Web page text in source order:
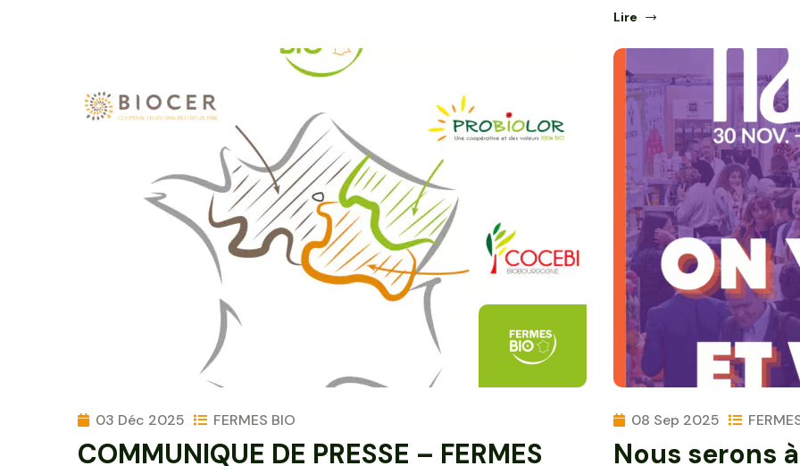
Lire
03 Déc 2025 FERMES BIO
COMMUNIQUE DE PRESSE – FERMES
08 Sep 2025
Nous serons